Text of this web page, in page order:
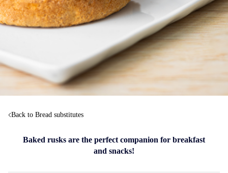
Back to Bread substitutes
Baked rusks are the perfect companion for breakfast
and snacks!